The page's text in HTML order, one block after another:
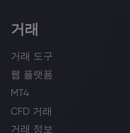
거래
거래 도구
웹 플랫폼
MT4
CFD 거래
거래 정보